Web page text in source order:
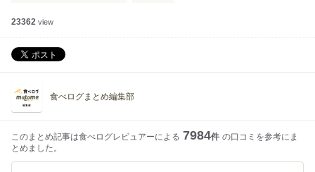
23362 view
食べログまとめ編集部
このまとめ記事は食べログレビュアーによる 7984件 の口コミを参考にま
とめました。